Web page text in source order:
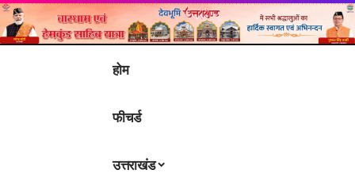
होम
फीचर्ड
उत्तराखंड